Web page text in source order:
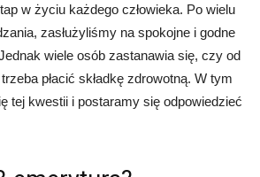
w życiu każdego człowieka. Po wielu
zasłużyliśmy na spokojne i godne
wiele osób zastanawia się, czy od
płacić składkę zdrowotną. W tym
tej kwestii i postaramy się odpowiedzieć